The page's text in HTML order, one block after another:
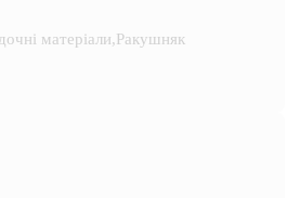
матеріали,Ракушняк